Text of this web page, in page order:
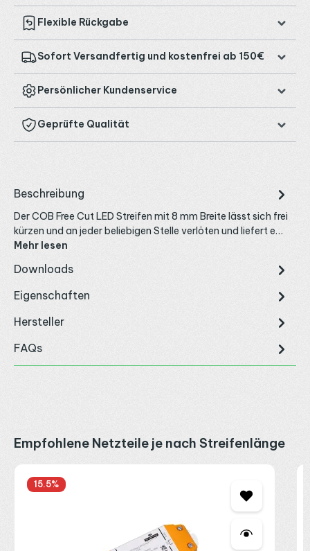
Flexible Rückgabe
Sofort Versandfertig und kostenfrei ab 150€
Persönlicher Kundenservice
Geprüfte Qualität
Beschreibung
Der COB Free Cut LED Streifen mit 8 mm Breite lässt sich frei
kürzen und an jeder beliebigen Stelle verlöten und liefert e…
Mehr lesen
Downloads
Eigenschaften
Hersteller
FAQs
Produktgalerie überspringen
Empfohlene Netzteile je nach Streifenlänge
15.5%